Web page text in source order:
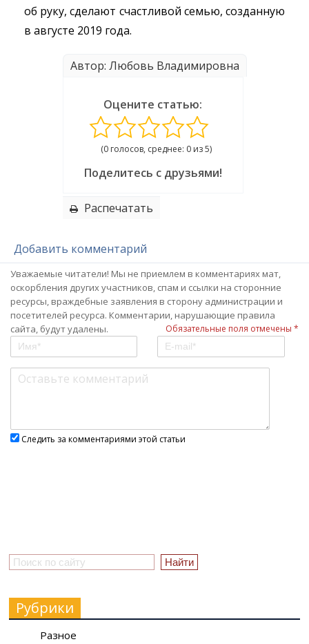
об руку, сделают счастливой семью, созданную
в августе 2019 года.
Автор: Любовь Владимировна
Распечатать
Оцените статью:
(0 голосов, среднее: 0 из 5)
Поделитесь с друзьями!
Добавить комментарий
Уважаемые читатели! Мы не приемлем в комментариях мат,
оскорбления других участников, спам и ссылки на сторонние
ресурсы, враждебные заявления в сторону администрации и
посетителей ресурса. Комментарии, нарушающие правила
сайта, будут удалены.
Обязательные поля отмечены *
Следить за комментариями этой статьи
Рубрики
Разное